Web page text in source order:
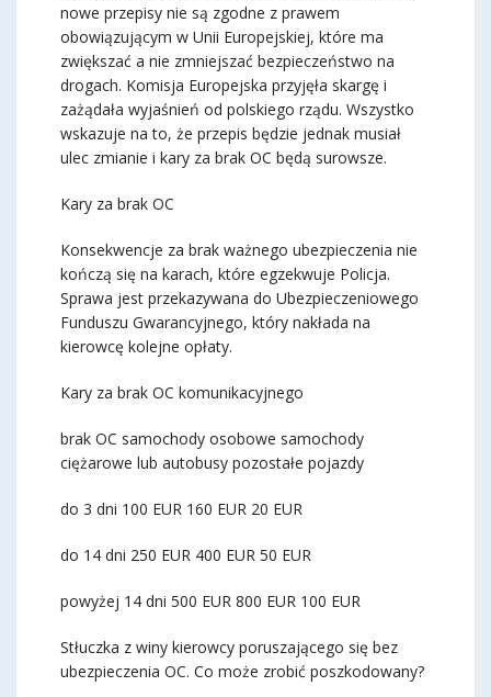
nowe przepisy nie są zgodne z prawem
obowiązującym w Unii Europejskiej, które ma
zwiększać a nie zmniejszać bezpieczeństwo na
drogach. Komisja Europejska przyjęła skargę i
zażądała wyjaśnień od polskiego rządu. Wszystko
wskazuje na to, że przepis będzie jednak musiał
ulec zmianie i kary za brak OC będą surowsze.
Kary za brak OC
Konsekwencje za brak ważnego ubezpieczenia nie
kończą się na karach, które egzekwuje Policja.
Sprawa jest przekazywana do Ubezpieczeniowego
Funduszu Gwarancyjnego, który nakłada na
kierowcę kolejne opłaty.
Kary za brak OC komunikacyjnego
brak OC samochody osobowe samochody
ciężarowe lub autobusy pozostałe pojazdy
do 3 dni 100 EUR 160 EUR 20 EUR
do 14 dni 250 EUR 400 EUR 50 EUR
powyżej 14 dni 500 EUR 800 EUR 100 EUR
Stłuczka z winy kierowcy poruszającego się bez
ubezpieczenia OC. Co może zrobić poszkodowany?